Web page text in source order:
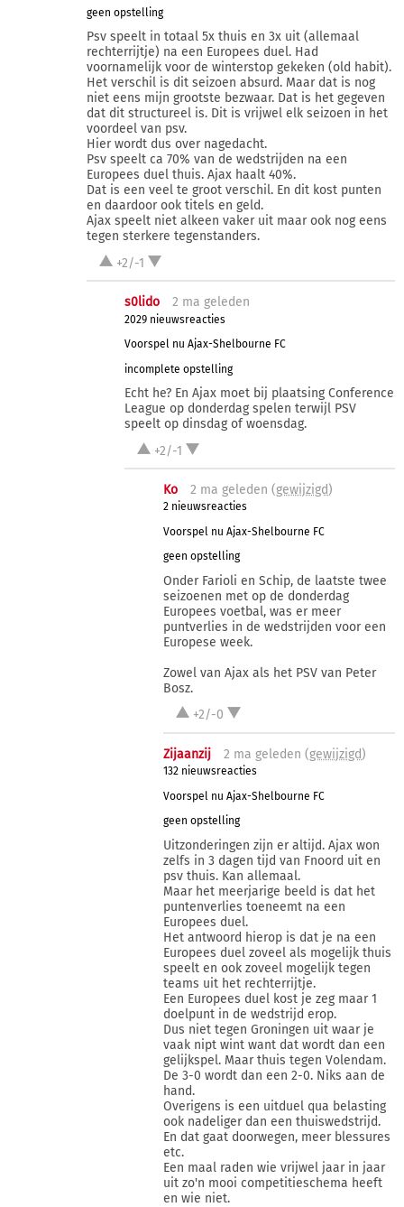
geen opstelling
Psv speelt in totaal 5x thuis en 3x uit (allemaal
rechterrijtje) na een Europees duel. Had
voornamelijk voor de winterstop gekeken (old habit).
Het verschil is dit seizoen absurd. Maar dat is nog
niet eens mijn grootste bezwaar. Dat is het gegeven
dat dit structureel is. Dit is vrijwel elk seizoen in het
voordeel van psv.
Hier wordt dus over nagedacht.
Psv speelt ca 70% van de wedstrijden na een
Europees duel thuis. Ajax haalt 40%.
Dat is een veel te groot verschil. En dit kost punten
en daardoor ook titels en geld.
Ajax speelt niet alkeen vaker uit maar ook nog eens
tegen sterkere tegenstanders.
+2/-1
s0lido 2 ma geleden
2029 nieuwsreacties
Voorspel nu Ajax-Shelbourne FC
incomplete opstelling
Echt he? En Ajax moet bij plaatsing Conference
League op donderdag spelen terwijl PSV
speelt op dinsdag of woensdag.
+2/-1
Ko 2 ma geleden (gewijzigd)
2 nieuwsreacties
Voorspel nu Ajax-Shelbourne FC
geen opstelling
Onder Farioli en Schip, de laatste twee
seizoenen met op de donderdag
Europees voetbal, was er meer
puntverlies in de wedstrijden voor een
Europese week.
Zowel van Ajax als het PSV van Peter
Bosz.
+2/-0
Zijaanzij 2 ma geleden (gewijzigd)
132 nieuwsreacties
Voorspel nu Ajax-Shelbourne FC
geen opstelling
Uitzonderingen zijn er altijd. Ajax won
zelfs in 3 dagen tijd van Fnoord uit en
psv thuis. Kan allemaal.
Maar het meerjarige beeld is dat het
puntenverlies toeneemt na een
Europees duel.
Het antwoord hierop is dat je na een
Europees duel zoveel als mogelijk thuis
speelt en ook zoveel mogelijk tegen
teams uit het rechterrijtje.
Een Europees duel kost je zeg maar 1
doelpunt in de wedstrijd erop.
Dus niet tegen Groningen uit waar je
vaak nipt wint want dat wordt dan een
gelijkspel. Maar thuis tegen Volendam.
De 3-0 wordt dan een 2-0. Niks aan de
hand.
Overigens is een uitduel qua belasting
ook nadeliger dan een thuiswedstrijd.
En dat gaat doorwegen, meer blessures
etc.
Een maal raden wie vrijwel jaar in jaar
uit zo'n mooi competitieschema heeft
en wie niet.